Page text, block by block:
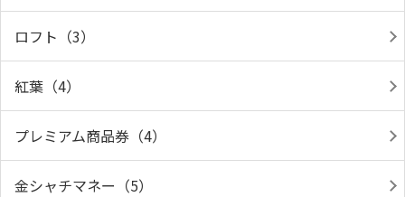
ロフト（3）
紅葉（4）
プレミアム商品券（4）
金シャチマネー（5）